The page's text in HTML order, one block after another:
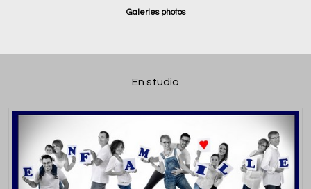
Galeries photos
En studio